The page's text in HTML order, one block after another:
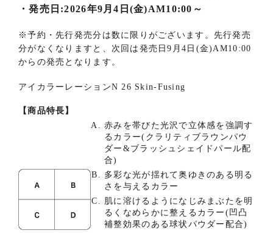
説・発売日:2026年9月4日(金)AM10:00～
※予約・先行発売分は数に限りがございます。先行発売
分がなくなりますと、次回は発売日9月4日(金)AM10:00
からの発売となります。
アイカラーレーションN 26 Skin-Fusing
【商品特長】
赤みを帯びた光沢で立体感を強調す
るカラー(クラリティブラウンパウ
ダー&ブラッシュシェイドパール配
合)
多彩な光が揺れて奥ゆきのある明る
さを与えるカラー
肌に溶けるようになじみまぶたを明
るくなめらかに整えるカラー(凹凸
補整効果のある球状パウダー配合)